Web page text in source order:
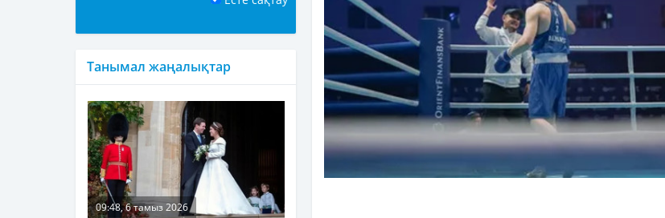
Танымал жаңалықтар
09:48, 6 тамыз 2026